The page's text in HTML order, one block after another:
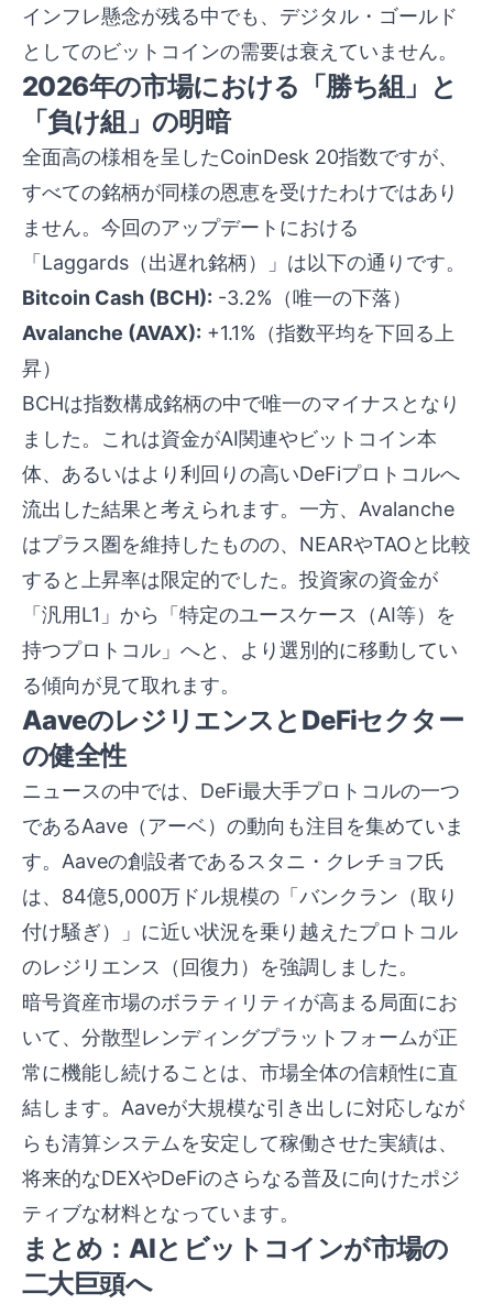
インフレ懸念が残る中でも、デジタル・ゴールド
としてのビットコインの需要は衰えていません。
2026年の市場における「勝ち組」と
「負け組」の明暗
全面高の様相を呈したCoinDesk 20指数ですが、
すべての銘柄が同様の恩恵を受けたわけではあり
ません。今回のアップデートにおける
「Laggards（出遅れ銘柄）」は以下の通りです。
Bitcoin Cash (BCH): -3.2%（唯一の下落）
Avalanche (AVAX): +1.1%（指数平均を下回る上
昇）
BCHは指数構成銘柄の中で唯一のマイナスとなり
ました。これは資金がAI関連やビットコイン本
体、あるいはより利回りの高いDeFiプロトコルへ
流出した結果と考えられます。一方、Avalanche
はプラス圏を維持したものの、NEARやTAOと比較
すると上昇率は限定的でした。投資家の資金が
「汎用L1」から「特定のユースケース（AI等）を
持つプロトコル」へと、より選別的に移動してい
る傾向が見て取れます。
AaveのレジリエンスとDeFiセクター
の健全性
ニュースの中では、DeFi最大手プロトコルの一つ
であるAave（アーベ）の動向も注目を集めていま
す。Aaveの創設者であるスタニ・クレチョフ氏
は、84億5,000万ドル規模の「バンクラン（取り
付け騒ぎ）」に近い状況を乗り越えたプロトコル
のレジリエンス（回復力）を強調しました。
暗号資産市場のボラティリティが高まる局面にお
いて、分散型レンディングプラットフォームが正
常に機能し続けることは、市場全体の信頼性に直
結します。Aaveが大規模な引き出しに対応しなが
らも清算システムを安定して稼働させた実績は、
将来的なDEXやDeFiのさらなる普及に向けたポジ
ティブな材料となっています。
まとめ：AIとビットコインが市場の
二大巨頭へ